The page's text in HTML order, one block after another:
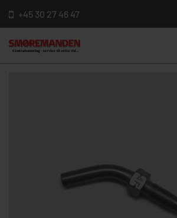
+45 30 27 46 47